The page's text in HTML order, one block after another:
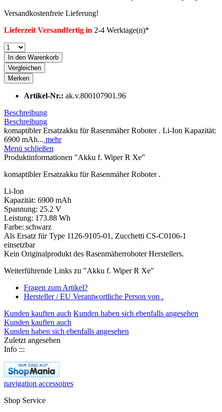
Versandkostenfreie Lieferung!
Lieferzeit Versandfertig in 2-4 Werktage(n)*
In den Warenkorb
Vergleichen
Merken
Artikel-Nr.: ak.v.800107901.96
Beschreibung
Beschreibung
komaptibler Ersatzakku für Rasenmäher Roboter . Li-Ion Kapazität:
6900 mAh... mehr
Menü schließen
Produktinformationen "Akku f. Wiper R Xe"
komaptibler Ersatzakku für Rasenmäher Roboter .
Li-Ion
Kapazität: 6900 mAh
Spannung: 25.2 V
Leistung: 173.88 Wh
Farbe: schwarz
Als Ersatz für Type 1126-9105-01, Zucchetti CS-C0106-1
einsetzbar
Kein Originalprodukt des Rasenmäherroboter Herstellers.
Weiterführende Links zu "Akku f. Wiper R Xe"
Fragen zum Artikel?
Hersteller / EU Verantwortliche Person von .
Kunden kauften auch Kunden haben sich ebenfalls angesehen
Kunden kauften auch
Kunden haben sich ebenfalls angesehen
Zuletzt angesehen
Info :::
navigation accessoires
Shop Service